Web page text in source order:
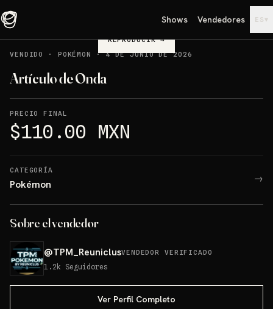
Shows Vendedores ES ▾
REPRODUCIR→
VENDIDO
· POKÉMON ·4 DE JUNIO DE 2026
Artículo de Onda
PRECIO FINAL
$110.00 MXN
CATEGORÍA
Pokémon →
Sobre el vendedor
@TPM_ReuniclusVENDEDOR VERIFICADO
1.2k Seguidores
Ver Perfil Completo